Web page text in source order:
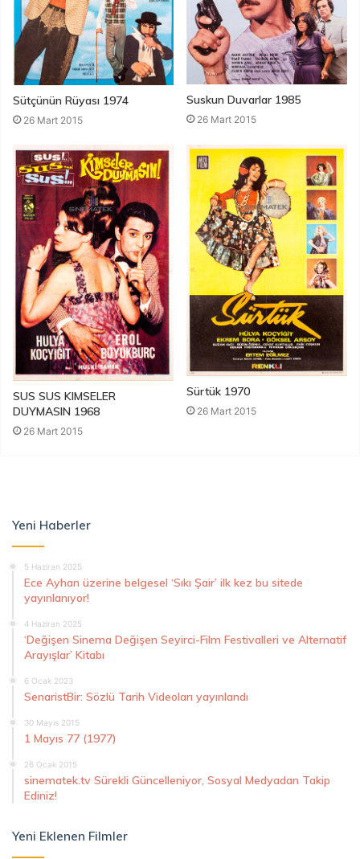
Sütçünün Rüyası 1974
26 Mart 2015
Suskun Duvarlar 1985
26 Mart 2015
SUS SUS KIMSELER
DUYMASIN 1968
26 Mart 2015
Sürtük 1970
26 Mart 2015
Yeni Haberler
5 Haziran 2025
Ece Ayhan üzerine belgesel ‘Sıkı Şair’ ilk kez bu sitede
yayınlanıyor!
4 Haziran 2025
‘Değişen Sinema Değişen Seyirci-Film Festivalleri ve Alternatif
Arayışlar’ Kitabı
6 Ocak 2023
SenaristBir: Sözlü Tarih Videoları yayınlandı
30 Mayıs 2015
1 Mayıs 77 (1977)
26 Ocak 2015
sinematek.tv Sürekli Güncelleniyor, Sosyal Medyadan Takip
Ediniz!
Yeni Eklenen Filmler